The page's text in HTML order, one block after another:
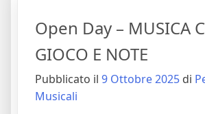
Open Day – MUSICA
GIOCO E NOTE
Pubblicato il 9 Ottobre 2025 di
Musicali